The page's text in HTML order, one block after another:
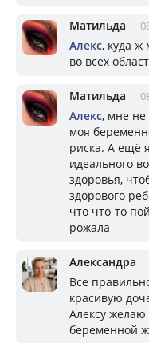
Матильда
Алекс, куда ж
во всех
Матильда
Алекс, мне не
моя
риска. А ещё
идеального
здоровья,
здорового
что что-то
рожала
Александра
Все
красивую
Алексу желаю
беременной